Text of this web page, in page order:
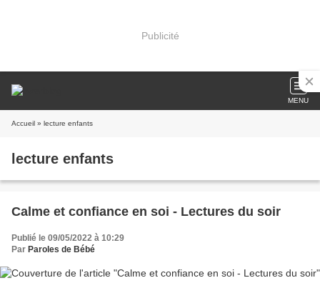
Publicité
MENU
Accueil » lecture enfants
lecture enfants
Calme et confiance en soi - Lectures du soir
Publié le 09/05/2022 à 10:29
Par Paroles de Bébé